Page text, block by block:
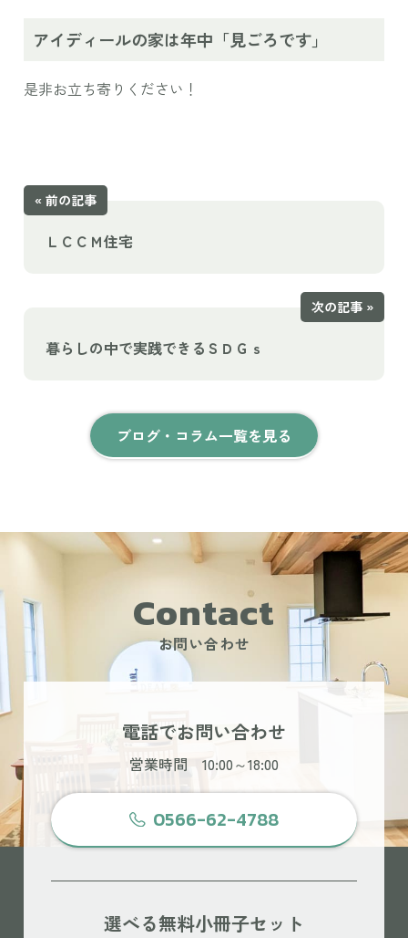
アイディールの家は年中「見ごろです」
是非お立ち寄りください！
« 前の記事
ＬＣＣＭ住宅
次の記事 »
暮らしの中で実践できるＳＤＧｓ
ブログ・コラム一覧を見る
Contact
お問い合わせ
電話でお問い合わせ
営業時間 10:00～18:00
0566-62-4788
選べる無料小冊子セット